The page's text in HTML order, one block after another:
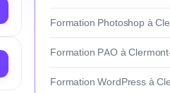
Formation Photoshop à
Formation PAO à
Formation WordPress à